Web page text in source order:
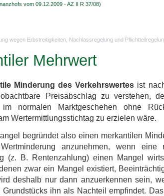
vom 09.12.2009 - AZ II R 37/08)
wegen Erbstreitigkeiten, Nachlassregelung und
Mehrwert
Minderung des Verkehrswertes ist
Preisabschlag zu verstehen,
im normalen Marktgeschehen ohne
Wertermittlungsstichtag zu erzielen wäre.
begründet also einen merkantilen
anzunehmen, wenn
(z. B. Rentenzahlung) einen Mangel
zwar ein Mangel existiert,
deshalb nur dann anzuerkennen sein,
Grundstücks ihn als Nachteil empfindet.